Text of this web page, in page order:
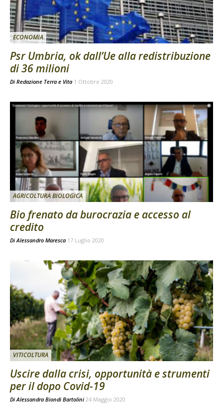
ECONOMIA
Psr Umbria, ok dall’Ue alla redistribuzione
di 36 milioni
Di Redazione Terra e Vita 1 Ottobre 2020
AGRICOLTURA BIOLOGICA
Bio frenato da burocrazia e accesso al
credito
DiAlessandro Maresca 17 Luglio 2020
VITICOLTURA
Uscire dalla crisi, opportunità e strumenti
per il dopo Covid-19
Di Alessandra Biondi Bartolini 24 Maggio 2020